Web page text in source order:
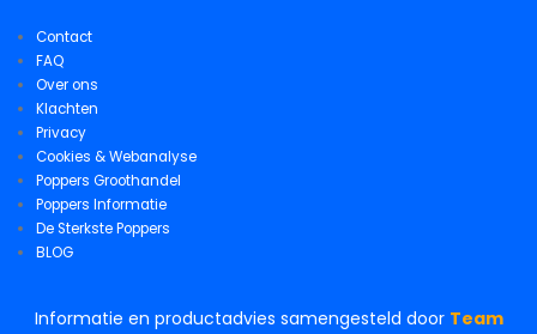
Contact
FAQ
Over ons
Klachten
Privacy
Cookies & Webanalyse
Poppers Groothandel
Poppers Informatie
De Sterkste Poppers
BLOG
Informatie en productadvies samengesteld door Team